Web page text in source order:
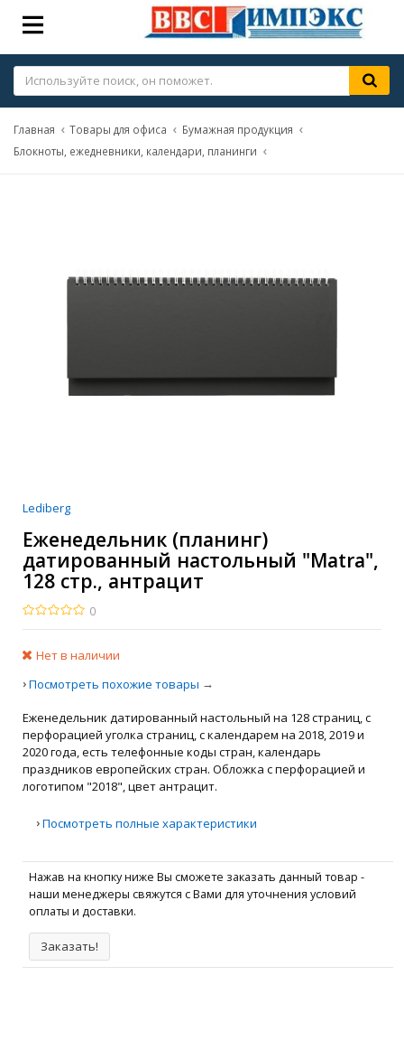
Главная Товары для офиса
Бумажная продукция
Блокноты, ежедневники, календари, планинги
Lediberg
Еженедельник (планинг)
датированный настольный "Matra",
128 стр., антрацит
0
Нет в наличии
›Посмотреть похожие товары →
Еженедельник датированный настольный на 128 страниц, с
перфорацией уголка страниц, с календарем на 2018, 2019 и
2020 года, есть телефонные коды стран, календарь
праздников европейских стран. Обложка с перфорацией и
логотипом "2018", цвет антрацит.
›Посмотреть полные характеристики
Нажав на кнопку ниже Вы сможете заказать данный товар -
наши менеджеры свяжутся с Вами для уточнения условий
оплаты и доставки.
Заказать!